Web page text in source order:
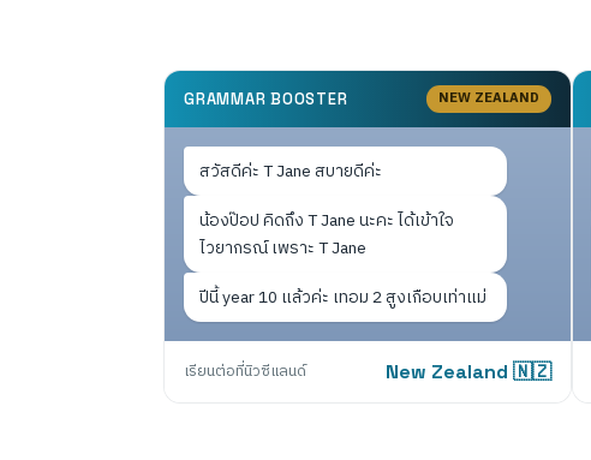
GRAMMAR BOOSTER NEW ZEALAND
สวัสดีค่ะ T Jane สบายดีค่ะ
น้องป๊อป คิดถึง T Jane นะคะ ได้เข้าใจ
ไวยากรณ์ เพราะ T Jane
ปีนี้ year 10 แล้วค่ะ เทอม 2 สูงเกือบเท่าแม่
เรียนต่อที่นิวซีแลนด์ New Zealand 🇳🇿